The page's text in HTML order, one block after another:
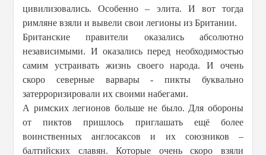
цивилизовались. Особенно – элита. И вот тогда
римляне взяли и вывели свои легионы из Британии.
Британские правители оказались абсолютно
независимыми. И оказались перед необходимостью
самим устраивать жизнь своего народа. И очень
скоро северные варвары - пикты буквально
затерроризировали их своими набегами.
А римских легионов больше не было. Для обороны
от пиктов пришлось приглашать ещё более
воинственных англосаксов и их союзников –
балтийских славян. Которые очень скоро взяли